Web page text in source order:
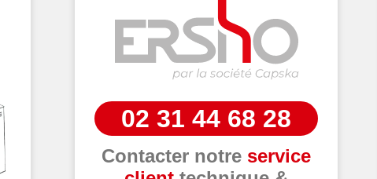
02 31 44 68 28
Contacter notre service